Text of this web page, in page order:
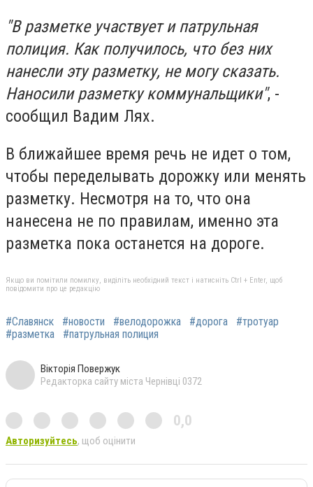
"В разметке участвует и патрульная
полиция. Как получилось, что без них
нанесли эту разметку, не могу сказать.
Наносили разметку коммунальщики", -
сообщил Вадим Лях.
В ближайшее время речь не идет о том,
чтобы переделывать дорожку или менять
разметку. Несмотря на то, что она
нанесена не по правилам, именно эта
разметка пока останется на дороге.
Якщо ви помітили помилку, виділіть необхідний текст і натисніть Ctrl + Enter, щоб
повідомити про це редакцію
#Славянск #новости #велодорожка #дорога
#тротуар
#разметка
#патрульная полиция
Вікторія Повержук
Редакторка сайту міста Чернівці 0372
0,0
Авторизуйтесь, щоб оцінити